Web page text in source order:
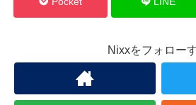
Nixxをフォロー